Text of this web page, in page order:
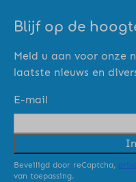
Blijf op de
Meld u aan voor onze
laatste nieuws en
E-mail
Beveiligd door reCaptcha,
van toepassing.